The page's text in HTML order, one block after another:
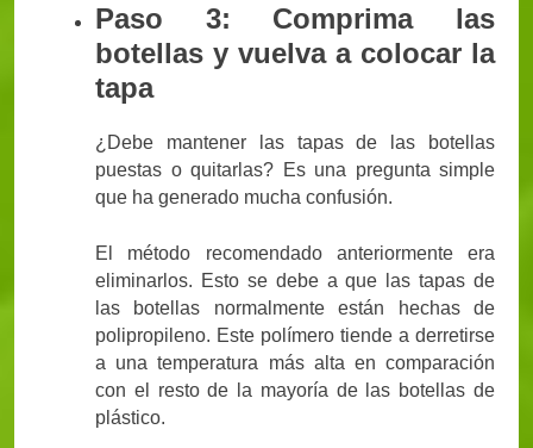
Paso 3: Comprima las
botellas y vuelva a colocar la
tapa
¿Debe mantener las tapas de las botellas
puestas o quitarlas? Es una pregunta simple
que ha generado mucha confusión.
El método recomendado anteriormente era
eliminarlos. Esto se debe a que las tapas de
las botellas normalmente están hechas de
polipropileno. Este polímero tiende a derretirse
a una temperatura más alta en comparación
con el resto de la mayoría de las botellas de
plástico.